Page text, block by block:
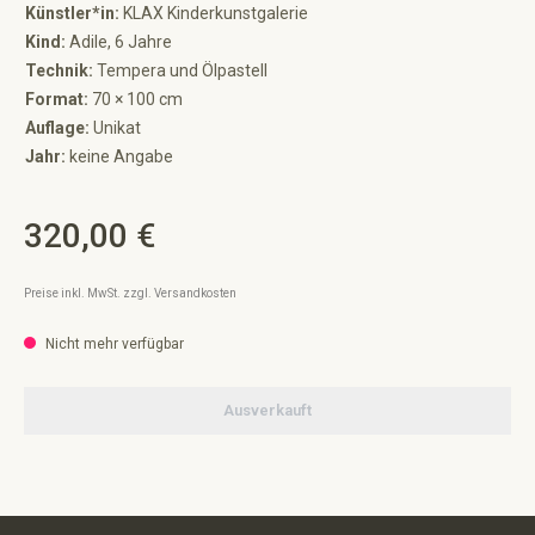
Künstler*in: KLAX Kinderkunstgalerie
Kind: Adile, 6 Jahre
Technik: Tempera und Ölpastell
Format: 70 × 100 cm
Auflage: Unikat
Jahr: keine Angabe
Regulärer Preis:
320,00 €
Preise inkl. MwSt. zzgl. Versandkosten
Nicht mehr verfügbar
Ausverkauft